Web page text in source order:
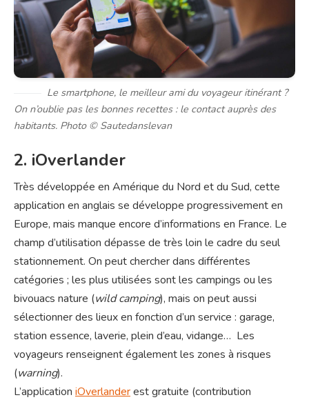
Le smartphone, le meilleur ami du voyageur itinérant ?
On n’oublie pas les bonnes recettes : le contact auprès des
habitants. Photo © Sautedanslevan
2. iOverlander
Très développée en Amérique du Nord et du Sud, cette
application en anglais se développe progressivement en
Europe, mais manque encore d’informations en France. Le
champ d’utilisation dépasse de très loin le cadre du seul
stationnement. On peut chercher dans différentes
catégories ; les plus utilisées sont les campings ou les
bivouacs nature (wild camping), mais on peut aussi
sélectionner des lieux en fonction d’un service : garage,
station essence, laverie, plein d’eau, vidange… Les
voyageurs renseignent également les zones à risques
(warning).
L’application iOverlanderest gratuite (contribution